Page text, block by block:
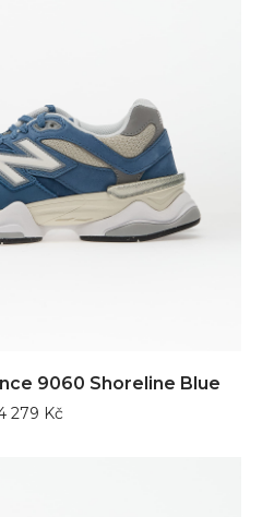
9060 Shoreline Blue
279 Kč